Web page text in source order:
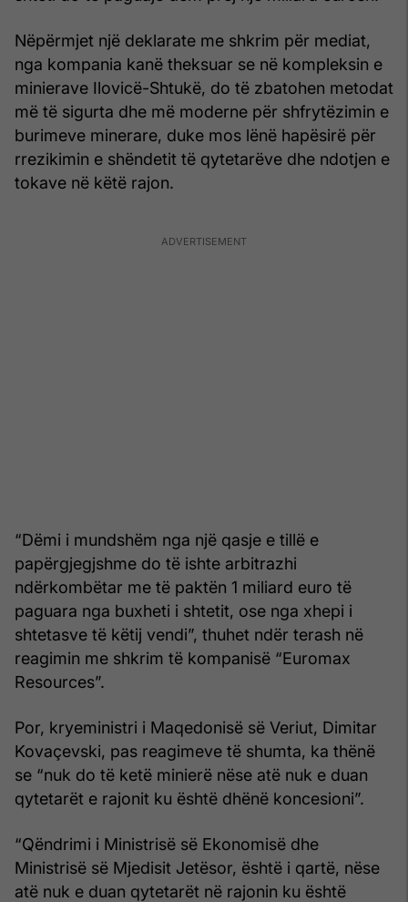
Nëpërmjet një deklarate me shkrim për mediat,
nga kompania kanë theksuar se në kompleksin e
minierave Ilovicë-Shtukë, do të zbatohen metodat
më të sigurta dhe më moderne për shfrytëzimin e
burimeve minerare, duke mos lënë hapësirë për
rrezikimin e shëndetit të qytetarëve dhe ndotjen e
tokave në këtë rajon.
“Dëmi i mundshëm nga një qasje e tillë e
papërgjegjshme do të ishte arbitrazhi
ndërkombëtar me të paktën 1 miliard euro të
paguara nga buxheti i shtetit, ose nga xhepi i
shtetasve të këtij vendi”, thuhet ndër terash në
reagimin me shkrim të kompanisë “Euromax
Resources”.
Por, kryeministri i Maqedonisë së Veriut, Dimitar
Kovaçevski, pas reagimeve të shumta, ka thënë
se “nuk do të ketë minierë nëse atë nuk e duan
qytetarët e rajonit ku është dhënë koncesioni”.
“Qëndrimi i Ministrisë së Ekonomisë dhe
Ministrisë së Mjedisit Jetësor, është i qartë, nëse
atë nuk e duan qytetarët në rajonin ku është